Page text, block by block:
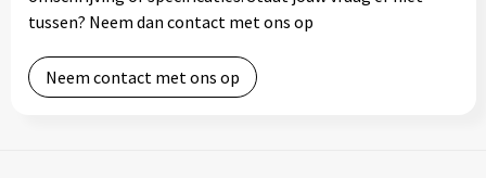
tussen? Neem dan contact met ons op
Neem contact met ons op